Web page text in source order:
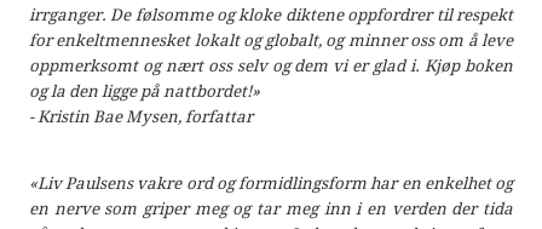
irrganger. De følsomme og kloke diktene oppfordrer til respekt
for enkeltmennesket lokalt og globalt, og minner oss om å leve
oppmerksomt og nært oss selv og dem vi er glad i. Kjøp boken
og la den ligge på nattbordet!»
- Kristin Bae Mysen, forfattar
«Liv Paulsens vakre ord og formidlingsform har en enkelhet og
en nerve som griper meg og tar meg inn i en verden der tida